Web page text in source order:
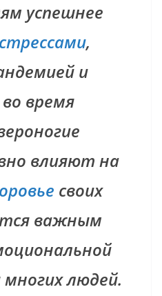
успешнее
стрессами,
и
время
влияют на
своих
важным
людей.